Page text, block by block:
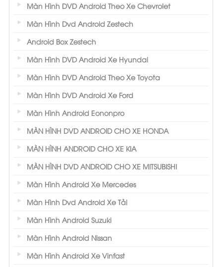
Màn Hình DVD Android Theo Xe Chevrolet
Màn Hình Dvd Android Zestech
Android Box Zestech
Màn Hình DVD Android Xe Hyundai
Màn Hình DVD Android Theo Xe Toyota
Màn Hình DVD Android Xe Ford
Màn Hình Android Eononpro
MÀN HÌNH DVD ANDROID CHO XE HONDA
MÀN HÌNH ANDROID CHO XE KIA
MÀN HÌNH DVD ANDROID CHO XE MITSUBISHI
Màn Hình Android Xe Mercedes
Màn Hình Dvd Android Xe Tải
Màn Hình Android Suzuki
Màn Hình Android Nissan
Màn Hình Android Xe Vinfast